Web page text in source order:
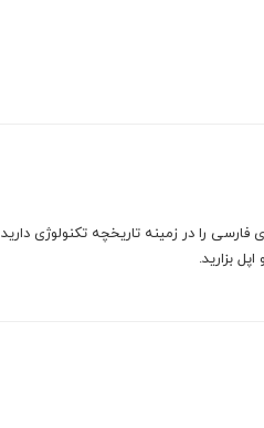
را در زمینه تاریخچه تکنولوژی دارید
بزارید.